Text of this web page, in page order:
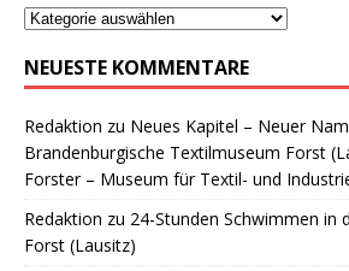
NEUESTE KOMMENTARE
Redaktion zu Neues Kapitel – Neuer
Brandenburgische Textilmuseum Forst
Forster – Museum für Textil- und
Redaktion zu 24-Stunden Schwimmen in
Forst (Lausitz)